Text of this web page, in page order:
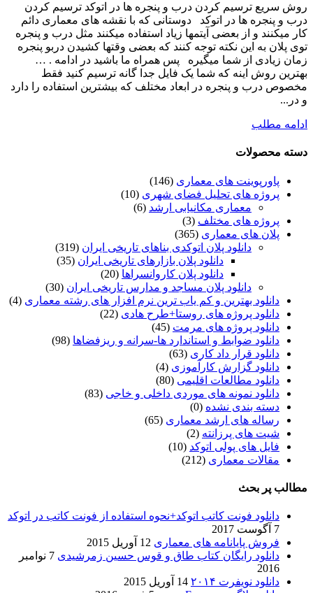
روش سریع ترسیم کردن درب و پنجره ها در اتوکد ترسیم کردن
درب و پنجره ها در اتوکد دوستانی که با نقشه های معماری دائم
کار میکنند و از بعضی آیتمها زیاد استفاده میکنند مثل درب و پنجره
توی پلان به این نکته توجه کنند که بعضی وقتها کشیدن دربو پنجره
زمان زیادی از شما میگیره پس همراه ما باشید در ادامه . …
بهترین روش اینه که شما یک فایل جدا گانه ترسیم کنید فقط
مخصوص درب و پنجره در ابعاد مختلف که بیشترین استفاده را دارد
و در...
ادامه مطلب
دسته محصولات
پاورپوینت های معماری (146)
پروژه های تحلیل فضای شهری (10)
معماری مکانیابی ارشد (6)
پروژه های مختلف (3)
پلان های معماری (365)
دانلود پلان اتوکدی بناهای تاریخی ایران (319)
دانلود پلان بازارهای تاریخی ایران (35)
دانلود پلان کاروانسراها (20)
دانلود پلان مساجد و مدارس تاریخی ایران (30)
دانلود بهترین و کم یاب ترین نرم افزار های رشته معماری (4)
دانلود پروژه های روستا+طرح هادی (22)
دانلود پروژه های مرمت (45)
دانلود ضوابط و استاندارد ها-سرانه و ریزفضاها (98)
دانلود قرار داد کاری (63)
دانلود گزارش کارآموزی (4)
دانلود مطالعات اقلیمی (80)
دانلود نمونه های موردی داخلی و خاجی (83)
دسته بندی نشده (0)
رساله های ارشد معماری (65)
شیت های پرزانته (2)
فایل های پولی اتوکد (10)
مقالات معماری (212)
مطالب پر بحث
دانلود فونت کاتب اتوکد+نحوه استفاده از فونت کاتب در اتوکد
7 آگوست 2017
فروش پایانامه های معماری 12 آوریل 2015
دانلود رایگان کتاب طاق و قوس حسین زمرشیدی
7 نوامبر
2016
دانلود نویفرت ۲۰۱۴
14 آوریل 2015